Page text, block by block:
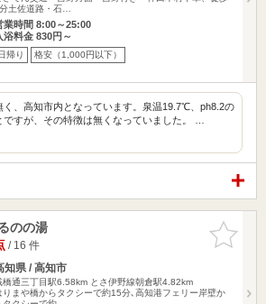
土佐道路・石…
業時間 8:00～25:00
浴料金 830円～
帰り 格安（1,000円以下）
く、高知市内となっています。泉温19.7℃、ph8.2の
ですが、その特徴は無くなっていました。 …
お気に入
りに追加
のの湯
/ 16 件
知県 / 高知市
橋通三丁目駅6.58km とさ伊野線朝倉駅4.82km
りまや橋からタクシーで約15分､高知港フェリー岸壁か